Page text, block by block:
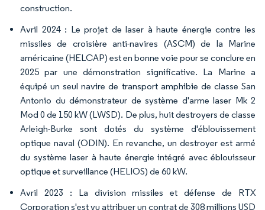
construction.
Avril 2024 : Le projet de laser à haute énergie contre les
missiles de croisière anti-navires (ASCM) de la Marine
américaine (HELCAP) est en bonne voie pour se conclure en
2025 par une démonstration significative. La Marine a
équipé un seul navire de transport amphibie de classe San
Antonio du démonstrateur de système d'arme laser Mk 2
Mod 0 de 150 kW (LWSD). De plus, huit destroyers de classe
Arleigh-Burke sont dotés du système d'éblouissement
optique naval (ODIN). En revanche, un destroyer est armé
du système laser à haute énergie intégré avec éblouisseur
optique et surveillance (HELIOS) de 60 kW.
Avril 2023 : La division missiles et défense de RTX
Corporation s'est vu attribuer un contrat de 308 millions USD